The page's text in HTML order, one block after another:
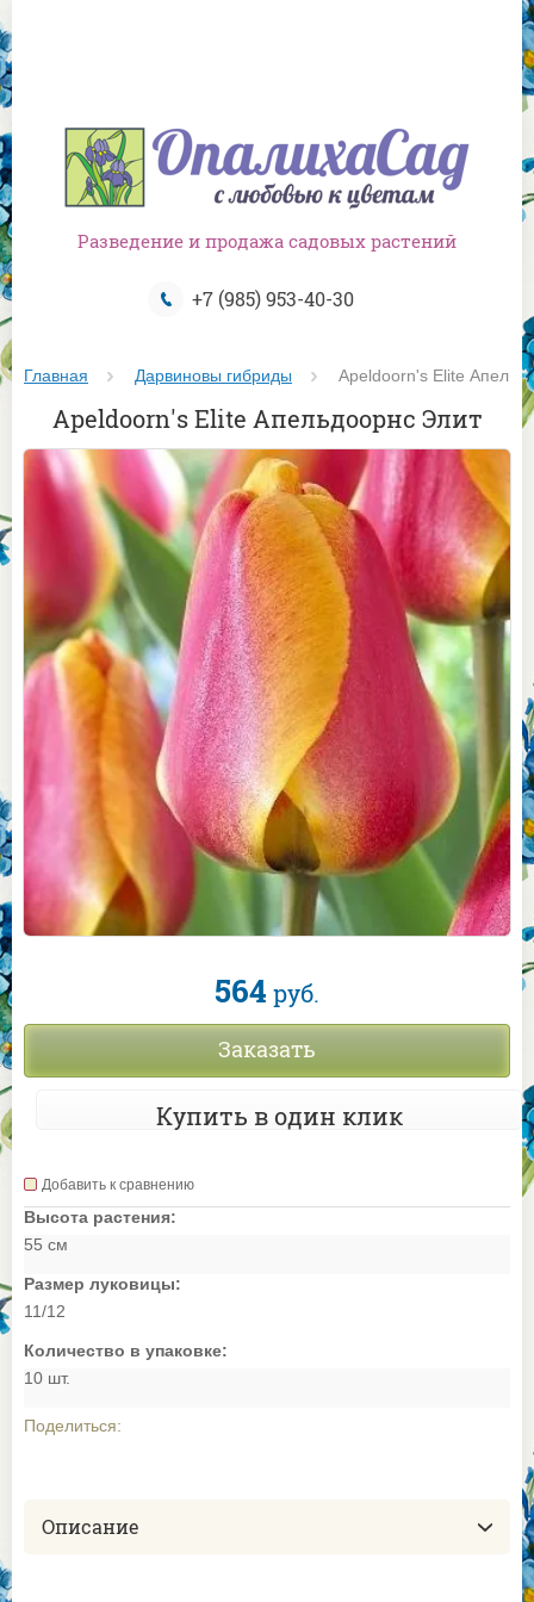
Разведение и продажа садовых растений
+7 (985) 953-40-30
Главная Дарвиновы гибриды Apeldoorn's Elite
Apeldoorn's Elite Апельдоорнс Элит
564 руб.
Заказать
Купить в один клик
Добавить к сравнению
Высота растения:
55 см
Размер луковицы:
11/12
Количество в упаковке:
10 шт.
Поделиться:
Описание